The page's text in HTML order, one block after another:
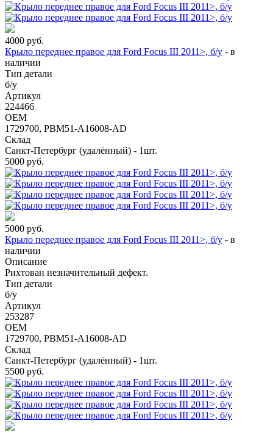
4000 руб.
Крыло переднее правое для Ford Focus III 2011>, б/у - в
наличии
Тип детали
б/у
Артикул
224466
OEM
1729700, PBM51-A16008-AD
Склад
Санкт-Петербург (удалённый) - 1шт.
5000 руб.
5000 руб.
Крыло переднее правое для Ford Focus III 2011>, б/у - в
наличии
Описание
Рихтован незначительный дефект.
Тип детали
б/у
Артикул
253287
OEM
1729700, PBM51-A16008-AD
Склад
Санкт-Петербург (удалённый) - 1шт.
5500 руб.